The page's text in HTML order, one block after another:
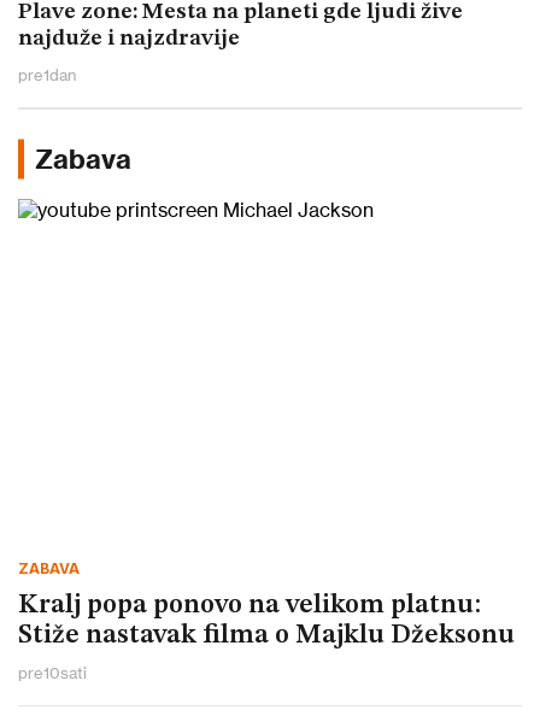
Plave zone: Mesta na planeti gde ljudi žive
najduže i najzdravije
pre1dan
Zabava
ZABAVA
Kralj popa ponovo na velikom platnu:
Stiže nastavak filma o Majklu Džeksonu
pre10sati